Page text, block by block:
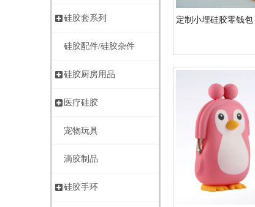
硅胶套系列
硅胶配件/硅胶杂件
硅胶厨房用品
医疗硅胶
宠物玩具
滴胶制品
硅胶手环
定制小埋硅胶零钱包